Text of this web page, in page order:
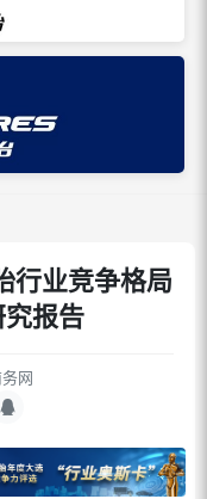
行业竞争格局
报告
网